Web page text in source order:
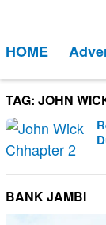
kontenMobile
HOME
TAG: JOHN
BANK JAMBI